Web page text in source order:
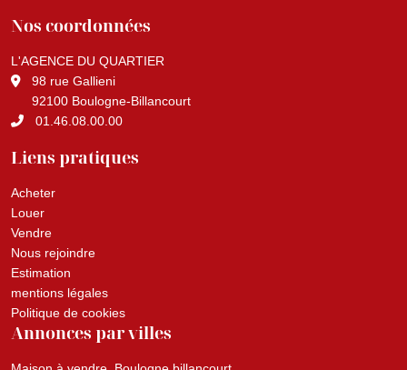
Nos coordonnées
L'AGENCE DU QUARTIER
98 rue Gallieni
92100 Boulogne-Billancourt
01.46.08.00.00
Liens pratiques
Acheter
Louer
Vendre
Nous rejoindre
Estimation
mentions légales
Politique de cookies
Annonces par villes